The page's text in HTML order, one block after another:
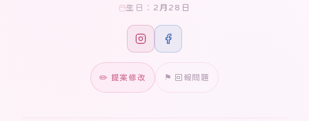
生日： 2月28日
✏️ 提案修改 ⚑ 回報問題